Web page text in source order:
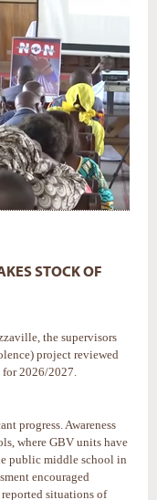
STOCK OF
the supervisors
project reviewed
for 2026/2027.
progress. Awareness
where GBV units have
public middle school in
encouraged
situations of